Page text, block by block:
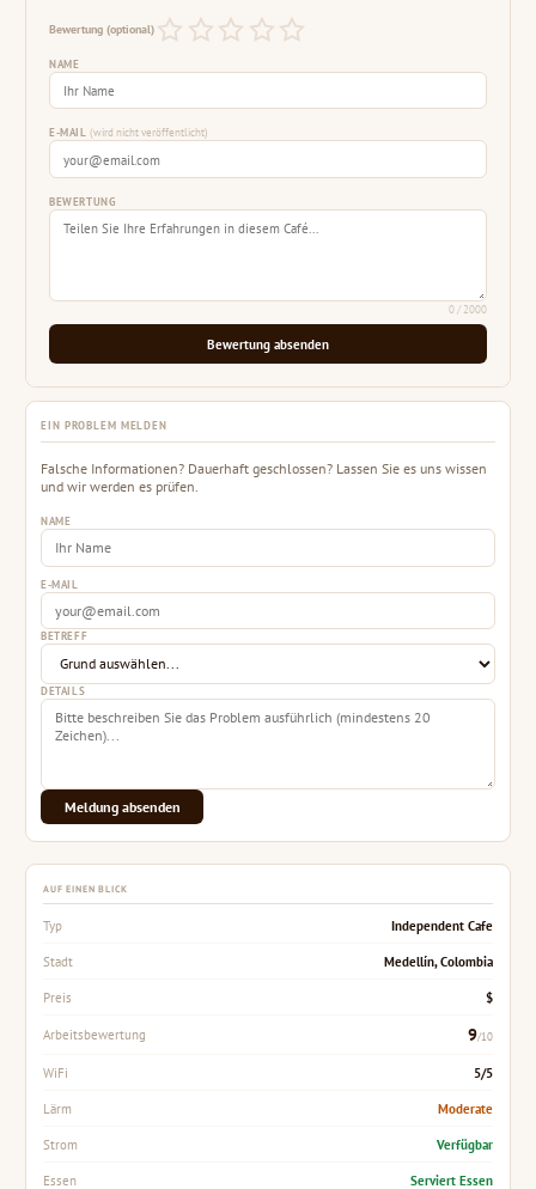
Bewertung (optional)
NAME
E-MAIL(wird nicht veröffentlicht)
BEWERTUNG
0/ 2000
Bewertung absenden
EIN PROBLEM MELDEN
Falsche Informationen? Dauerhaft geschlossen? Lassen Sie es uns wissen
und wir werden es prüfen.
NAME
E-MAIL
BETREFF
DETAILS
Meldung absenden
AUF EINEN BLICK
Typ Independent Cafe
Stadt Medellín, Colombia
Preis $
Arbeitsbewertung 9/10
WiFi 5/5
Lärm Moderate
Strom Verfügbar
Essen Serviert Essen